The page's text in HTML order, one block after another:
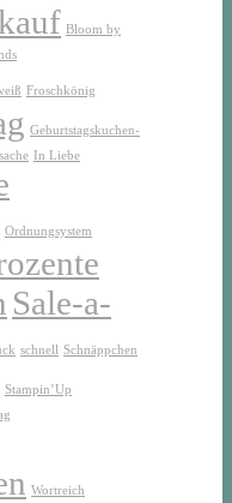
Bloom by
Froschkönig
Geburtstagskuchen-
In Liebe
Ordnungsystem
Sale-a-
schnell Schnäppchen
Stampin’Up
Wortreich